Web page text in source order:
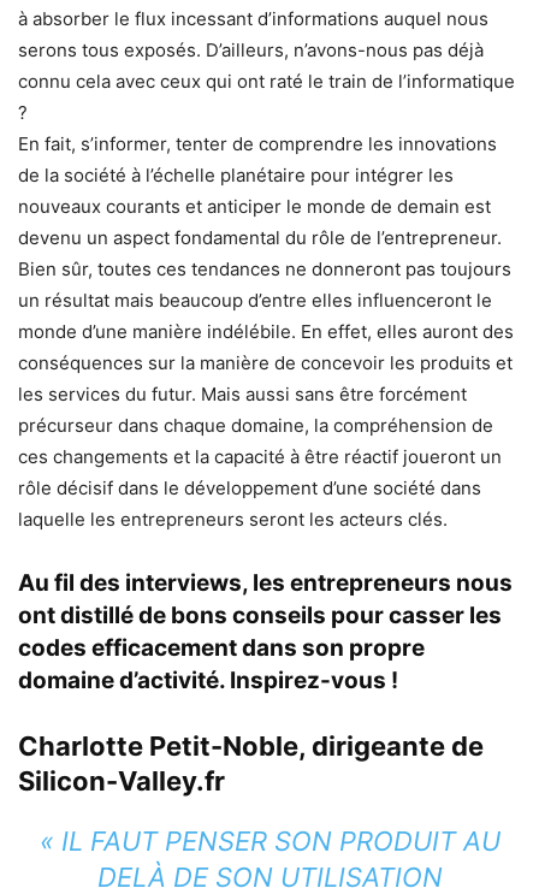
à absorber le flux incessant d’informations auquel nous
serons tous exposés. D’ailleurs, n’avons-nous pas déjà
connu cela avec ceux qui ont raté le train de l’informatique
?
En fait, s’informer, tenter de comprendre les innovations
de la société à l’échelle planétaire pour intégrer les
nouveaux courants et anticiper le monde de demain est
devenu un aspect fondamental du rôle de l’entrepreneur.
Bien sûr, toutes ces tendances ne donneront pas toujours
un résultat mais beaucoup d’entre elles influenceront le
monde d’une manière indélébile. En effet, elles auront des
conséquences sur la manière de concevoir les produits et
les services du futur. Mais aussi sans être forcément
précurseur dans chaque domaine, la compréhension de
ces changements et la capacité à être réactif joueront un
rôle décisif dans le développement d’une société dans
laquelle les entrepreneurs seront les acteurs clés.
Au fil des interviews, les entrepreneurs nous
ont distillé de bons conseils pour casser les
codes efficacement dans son propre
domaine d’activité. Inspirez-vous !
Charlotte Petit-Noble, dirigeante de
Silicon-Valley.fr
« IL FAUT PENSER SON PRODUIT AU
DELÀ DE SON UTILISATION